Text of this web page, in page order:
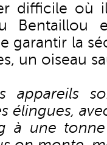
difficile où
Bentaillou
garantir la
un oiseau
appareils
élingues,
à une tonne